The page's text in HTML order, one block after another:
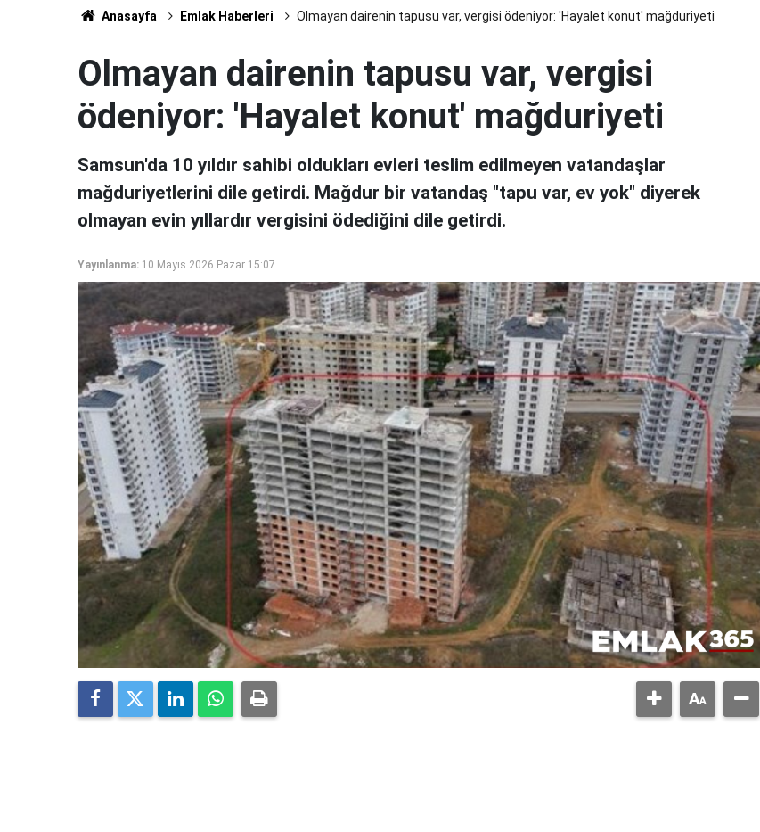
Anasayfa Emlak Haberleri Olmayan dairenin tapusu var, vergisi ödeniyor: 'Hayalet konut' mağduriyeti
Olmayan dairenin tapusu var, vergisi
ödeniyor: 'Hayalet konut' mağduriyeti
Samsun'da 10 yıldır sahibi oldukları evleri teslim edilmeyen vatandaşlar
mağduriyetlerini dile getirdi. Mağdur bir vatandaş "tapu var, ev yok" diyerek
olmayan evin yıllardır vergisini ödediğini dile getirdi.
Yayınlanma: 10 Mayıs 2026 Pazar 15:07